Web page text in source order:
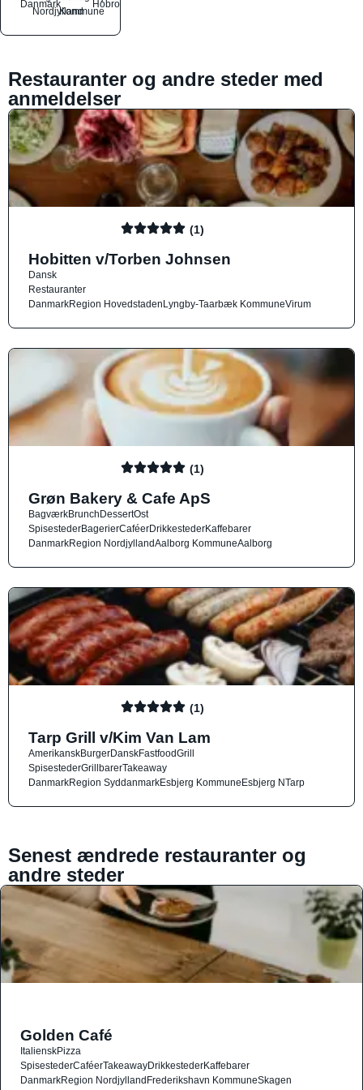
Danmark
Nordjylland
Kommune
Hobro
Restauranter og andre steder med
anmeldelser
(1)
Hobitten v/Torben Johnsen
Dansk
Restauranter
DanmarkRegion HovedstadenLyngby-Taarbæk KommuneVirum
(1)
Grøn Bakery & Cafe ApS
BagværkBrunchDessertOst
SpisestederBagerierCaféerDrikkestederKaffebarer
DanmarkRegion NordjyllandAalborg KommuneAalborg
(1)
Tarp Grill v/Kim Van Lam
AmerikanskBurgerDanskFastfoodGrill
SpisestederGrillbarerTakeaway
DanmarkRegion SyddanmarkEsbjerg KommuneEsbjerg NTarp
Senest ændrede restauranter og
andre steder
Golden Café
ItalienskPizza
SpisestederCaféerTakeawayDrikkestederKaffebarer
DanmarkRegion NordjyllandFrederikshavn KommuneSkagen